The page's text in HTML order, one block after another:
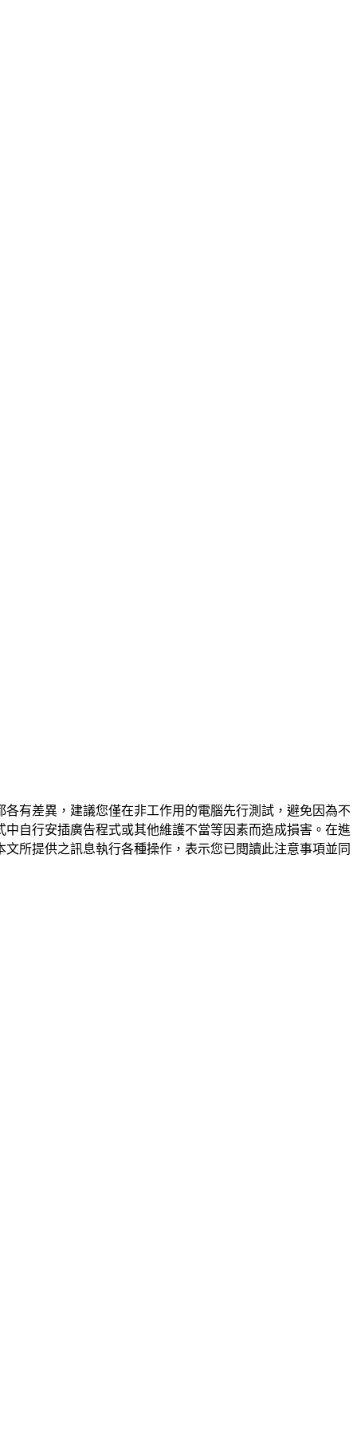
有差異，建議您僅在非工作用的電腦先行測試，避免因為不
自行安插廣告程式或其他維護不當等因素而造成損害。在進
所提供之訊息執行各種操作，表示您已閱讀此注意事項並同